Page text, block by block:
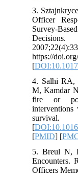
3.
Officer
Survey-
https://
[
4. Salhi
M, Kamdar
fire or
survival.
[
[PMID] [
5. Breul N,
Officers